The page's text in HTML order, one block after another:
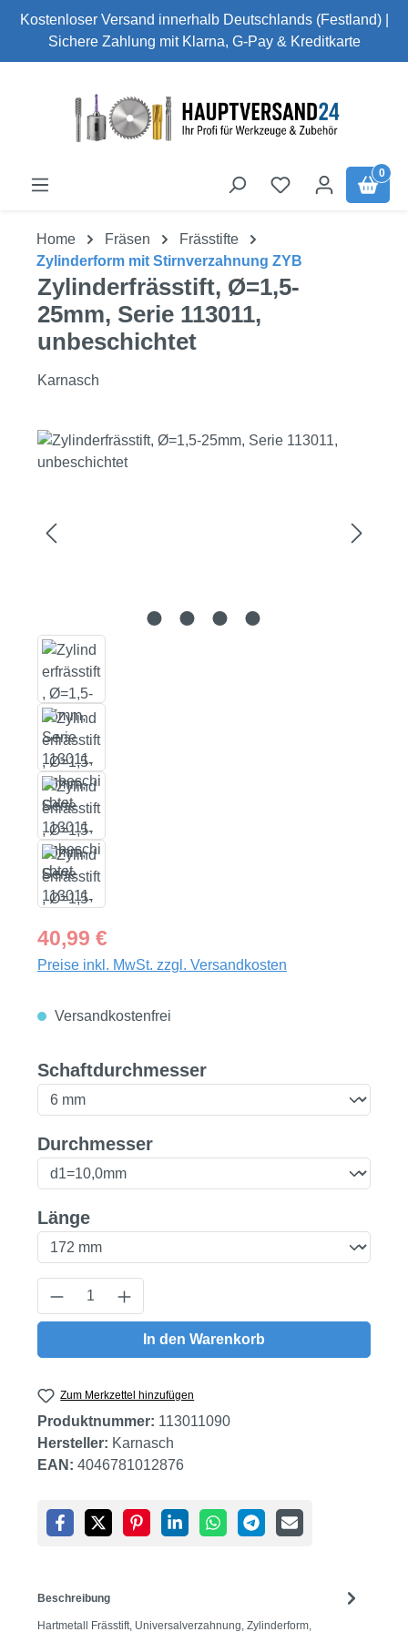
Zum Hauptinhalt springen
Kostenloser Versand innerhalb Deutschlands (Festland) |
Sichere Zahlung mit Klarna, G-Pay & Kreditkarte
0
Home Fräsen
Frässtifte
Zylinderform mit Stirnverzahnung ZYB
Zylinderfrässtift, Ø=1,5-
25mm, Serie 113011,
unbeschichtet
Karnasch
Bildergalerie überspringen
Regulärer Preis:
40,99 €
Preise inkl. MwSt. zzgl. Versandkosten
Versandkostenfrei
Schaftdurchmesserauswählen
Durchmesserauswählen
Längeauswählen
Produkt Anzahl: Gib den gewünschten
In den Warenkorb
Zum Merkzettel hinzufügen
Produktnummer: 113011090
Hersteller: Karnasch
EAN: 4046781012876
Beschreibung
Hartmetall Frässtift, Universalverzahnung, Zylinderform,